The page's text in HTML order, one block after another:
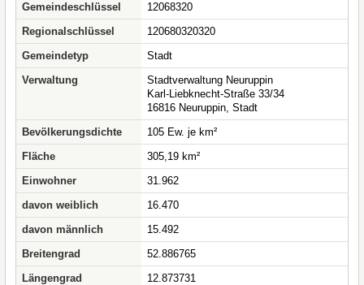
Gemeindeschlüssel
12068320
Regionalschlüssel
120680320320
Gemeindetyp
Stadt
Verwaltung
Stadtverwaltung Neuruppin
Karl-Liebknecht-Straße 33/34
16816 Neuruppin, Stadt
Bevölkerungsdichte
105 Ew. je km²
Fläche
305,19 km²
Einwohner
31.962
davon weiblich
16.470
davon männlich
15.492
Breitengrad
52.886765
Längengrad
12.873731